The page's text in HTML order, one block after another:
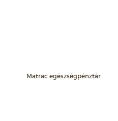
Matrac egészségpénztár